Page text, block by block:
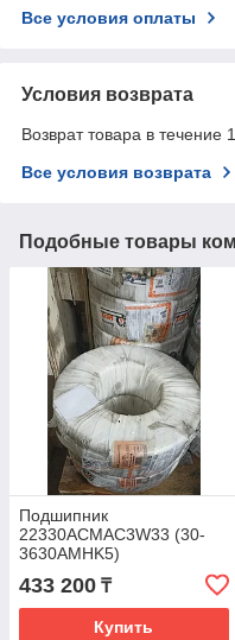
Все условия оплаты
Условия возврата
Возврат товара в течение
Все условия возврата
Подобные товары
Подшипник
22330ACMAC3W33 (30-
3630AMHK5)
виброустойчивый MPZ
МПЗ Беларусь
433 200 ₸
Купить